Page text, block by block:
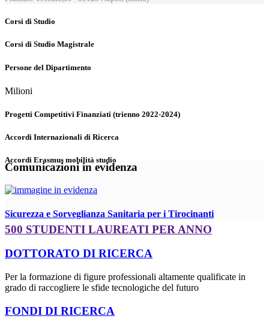
Corsi di Studio
Corsi di Studio Magistrale
Persone del Dipartimento
Milioni
Progetti Competitivi Finanziati (trienno 2022-2024)
Accordi Internazionali di Ricerca
Accordi Erasmus mobilità studio
Comunicazioni in evidenza
Sicurezza e Sorveglianza Sanitaria per i Tirocinanti
500 STUDENTI LAUREATI PER ANNO
DOTTORATO DI RICERCA
Per la formazione di figure professionali altamente qualificate in
grado di raccogliere le sfide tecnologiche del futuro
FONDI DI RICERCA